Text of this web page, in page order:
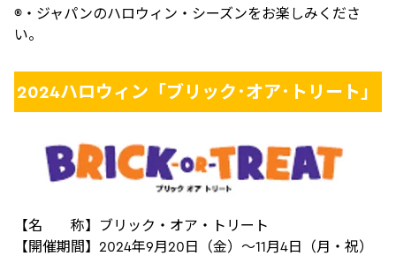
®・ジャパンのハロウィン・シーズンをお楽しみくださ
い。
2024ハロウィン「ブリック･オア･トリート」
【名 称】ブリック・オア・トリート
【開催期間】2024年9月20日（金）～11月4日（月・祝）